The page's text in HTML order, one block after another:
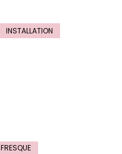
INSTALLATION
FRESQUE